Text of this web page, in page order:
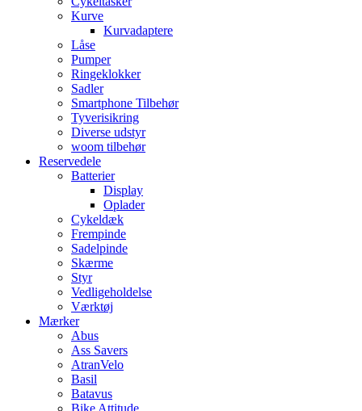
Kurve
Kurvadaptere
Låse
Pumper
Ringeklokker
Sadler
Smartphone Tilbehør
Tyverisikring
Diverse udstyr
woom tilbehør
Reservedele
Batterier
Display
Oplader
Cykeldæk
Frempinde
Sadelpinde
Skærme
Styr
Vedligeholdelse
Værktøj
Mærker
Abus
Ass Savers
AtranVelo
Basil
Batavus
Bike Attitude